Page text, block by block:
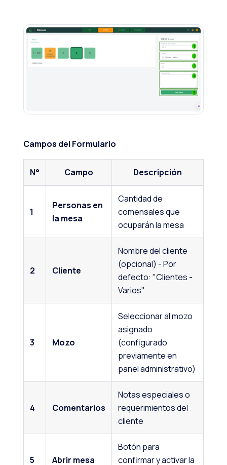
Campos del Formulario
N° Campo Descripción
1
Personas en
la mesa
Cantidad de
comensales que
ocuparán la mesa
2 Cliente
Nombre del cliente
(opcional) - Por
defecto: "Clientes -
Varios"
3 Mozo
Seleccionar al mozo
asignado
(configurado
previamente en
panel administrativo)
4 Comentarios
Notas especiales o
requerimientos del
cliente
5 Abrir mesa
Botón para
confirmar y activar la